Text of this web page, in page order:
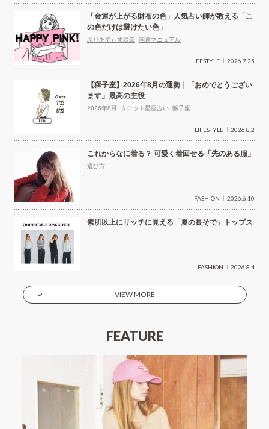
「金運が上がる財布の色」人気占い師が教える「こ
の色だけは避けたい色」
ぷりあでぃす玲奈 開運マニュアル
LIFESTYLE 2026.7.25
【獅子座】2026年8月の運勢｜「おめでとうござい
ます」最高の主役
2026年8月 タロット星座占い 獅子座
LIFESTYLE 2026.8.2
これからなに着る？ 可愛く着回せる「先のある服」
選び方
FASHION 2026.6.10
素肌以上にリッチに見える「夏の長そで」トップス
FASHION 2026.8.4
VIEW MORE
FEATURE